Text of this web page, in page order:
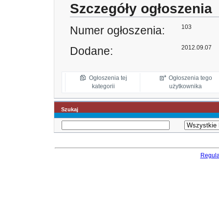
Szczegóły ogłoszenia
Numer ogłoszenia: 103
Dodane: 2012.09.07
Ogłoszenia tej
kategorii
Ogłoszenia tego
użytkownika
Szukaj